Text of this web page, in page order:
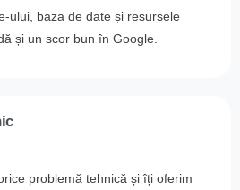
ului, baza de date și resursele
și un scor bun în Google.
problemă tehnică și îți oferim